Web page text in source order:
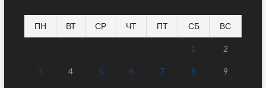
ПН ВТ СР ЧТ ПТ СБ ВС
1 2
3 4 5 6 7 8 9